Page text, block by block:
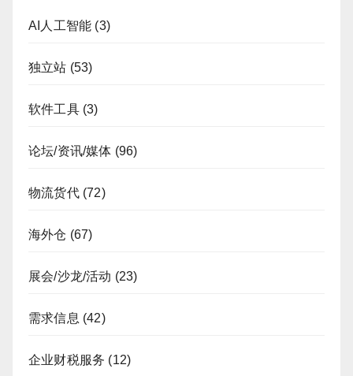
AI人工智能 (3)
独立站 (53)
软件工具(3)
论坛/资讯/媒体 (96)
物流货代(72)
海外仓 (67)
展会/沙龙/活动 (23)
需求信息 (42)
企业财税服务 (12)